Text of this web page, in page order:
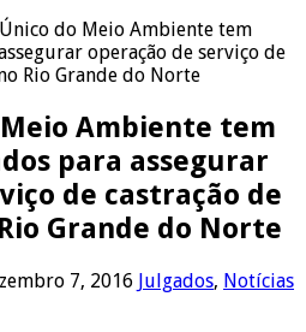
do Meio Ambiente tem
operação de serviço de
Rio Grande do Norte
Ambiente tem
para assegurar
de castração de
Grande do Norte
7, 2016 Julgados, Notícias